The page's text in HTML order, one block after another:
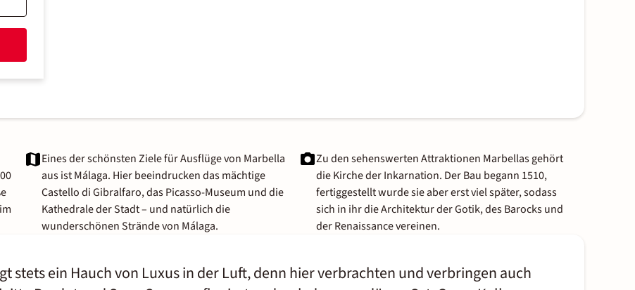
Eines der schönsten Ziele für Ausflüge von Marbella
aus ist Málaga. Hier beeindrucken das mächtige
Castello di Gibralfaro, das Picasso-Museum und die
Kathedrale der Stadt – und natürlich die
wunderschönen Strände von Málaga.
Zu den sehenswerten Attraktionen Marbellas gehört
die Kirche der Inkarnation. Der Bau begann 1510,
fertiggestellt wurde sie aber erst viel später, sodass
sich in ihr die Architektur der Gotik, des Barocks und
der Renaissance vereinen.
stets ein Hauch von Luxus in der Luft, denn hier verbrachten und verbringen auch